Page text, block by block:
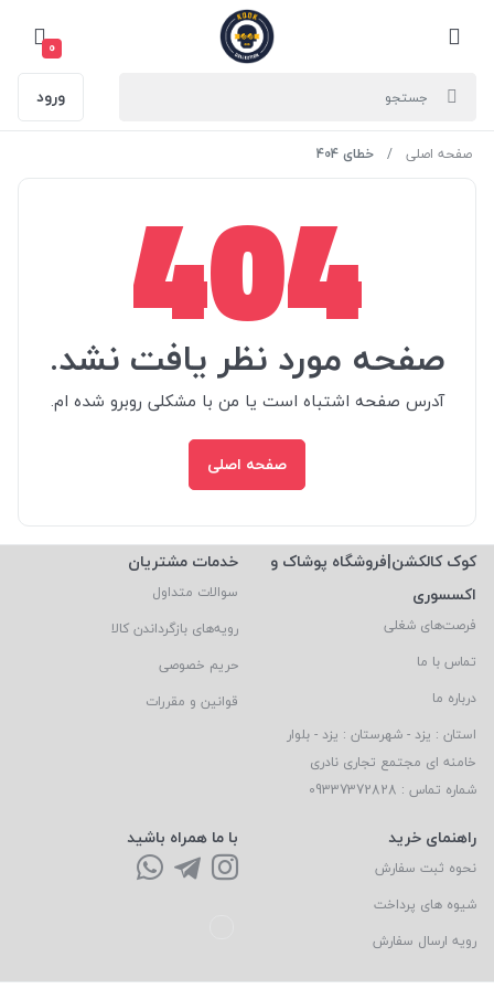
0
ورود
صفحه اصلی خطای 404
404
صفحه مورد نظر یافت نشد.
آدرس صفحه اشتباه است یا من با مشکلی روبرو شده ام.
صفحه اصلی
کوک کالکشن|فروشگاه پوشاک و
اکسسوری
فرصت‌های شغلی
تماس با ما
درباره ما
استان : یزد - شهرستان : یزد - بلوار
خامنه ای مجتمع تجاری نادری
شماره تماس : 09337372828
خدمات مشتریان
سوالات متداول
رویه‌های بازگرداندن کالا
حریم خصوصی
قوانین و مقررات
راهنمای خرید
نحوه ثبت سفارش
شیوه های پرداخت
رویه ارسال سفارش
با ما همراه باشید